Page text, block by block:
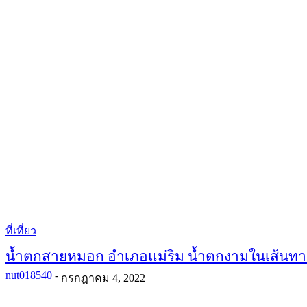
ที่เที่ยว
น้ำตกสายหมอก อำเภอแม่ริม น้ำตกงามในเส้นท
nut018540 - กรกฎาคม 4, 2022